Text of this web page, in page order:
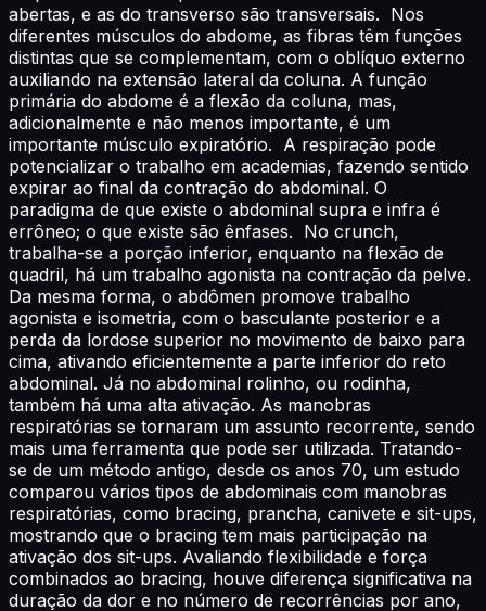
abertas, e as do transverso são transversais. Nos
diferentes músculos do abdome, as fibras têm funções
distintas que se complementam, com o oblíquo externo
auxiliando na extensão lateral da coluna. A função
primária do abdome é a flexão da coluna, mas,
adicionalmente e não menos importante, é um
importante músculo expiratório. A respiração pode
potencializar o trabalho em academias, fazendo sentido
expirar ao final da contração do abdominal. O
paradigma de que existe o abdominal supra e infra é
errôneo; o que existe são ênfases. No crunch,
trabalha-se a porção inferior, enquanto na flexão de
quadril, há um trabalho agonista na contração da pelve.
Da mesma forma, o abdômen promove trabalho
agonista e isometria, com o basculante posterior e a
perda da lordose superior no movimento de baixo para
cima, ativando eficientemente a parte inferior do reto
abdominal. Já no abdominal rolinho, ou rodinha,
também há uma alta ativação. As manobras
respiratórias se tornaram um assunto recorrente, sendo
mais uma ferramenta que pode ser utilizada. Tratando-
se de um método antigo, desde os anos 70, um estudo
comparou vários tipos de abdominais com manobras
respiratórias, como bracing, prancha, canivete e sit-ups,
mostrando que o bracing tem mais participação na
ativação dos sit-ups. Avaliando flexibilidade e força
combinados ao bracing, houve diferença significativa na
duração da dor e no número de recorrências por ano,